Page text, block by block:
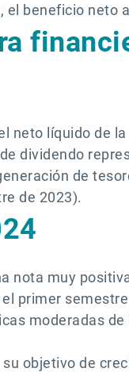
beneficio neto
neto líquido de
dividendo
de
de 2023).
nota muy
primer
moderadas
objetivo de